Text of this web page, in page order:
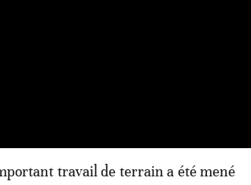
travail de terrain a été mené